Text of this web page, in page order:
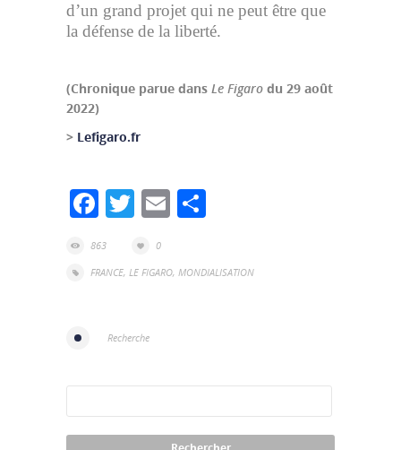
d’un grand projet qui ne peut être que
la défense de la liberté.
(Chronique parue dans Le Figaro du 29 août
2022)
> Lefigaro.fr
Facebook
TwitterEmail
863
0
FRANCE, LE FIGARO, MONDIALISATION
Recherche